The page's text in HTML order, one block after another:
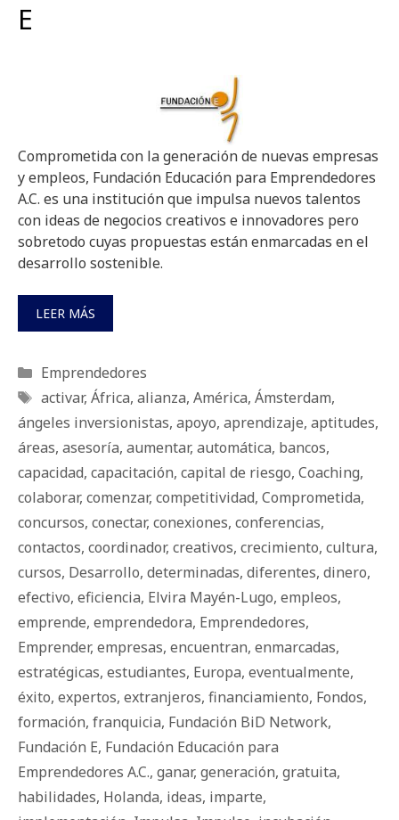
E
Comprometida con la generación de nuevas empresas
y empleos, Fundación Educación para Emprendedores
A.C. es una institución que impulsa nuevos talentos
con ideas de negocios creativos e innovadores pero
sobretodo cuyas propuestas están enmarcadas en el
desarrollo sostenible.
LEER MÁS
Categorías
Emprendedores
Etiquetas
activar, África, alianza, América, Ámsterdam,
ángeles inversionistas, apoyo, aprendizaje, aptitudes,
áreas, asesoría, aumentar, automática, bancos,
capacidad, capacitación, capital de riesgo, Coaching,
colaborar, comenzar, competitividad, Comprometida,
concursos, conectar, conexiones, conferencias,
contactos, coordinador, creativos, crecimiento, cultura,
cursos, Desarrollo, determinadas, diferentes, dinero,
efectivo, eficiencia, Elvira Mayén-Lugo, empleos,
emprende, emprendedora, Emprendedores,
Emprender, empresas, encuentran, enmarcadas,
estratégicas, estudiantes, Europa, eventualmente,
éxito, expertos, extranjeros, financiamiento, Fondos,
formación, franquicia, Fundación BiD Network,
Fundación E, Fundación Educación para
Emprendedores A.C., ganar, generación, gratuita,
habilidades, Holanda, ideas, imparte,